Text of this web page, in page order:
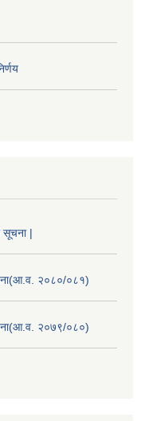
सूचना |
२०८०/०८१)
२०७९/०८०)